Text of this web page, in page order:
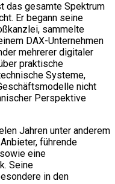
das gesamte Spektrum
Er begann seine
sammelte
DAX-Unternehmen
mehrerer digitaler
praktische
Systeme,
nicht
Perspektive
Jahren unter anderem
führende
eine
Seine
in den